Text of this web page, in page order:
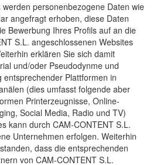
personenbezogene Daten wie
angefragt erhoben, diese Daten
Bewerbung Ihres Profils auf an die
S.L. angeschlossenen Websites
erklären Sie sich damit
und/oder Pseudodynme und
Plattformen in
(dies umfasst folgende aber
Printerzeugnisse, Online-
Social Media, Radio und TV)
kann durch CAM-CONTENT S.L.
Unternehmen erfolgen. Weiterhin
dass die entsprechenden
von CAM-CONTENT S.L.